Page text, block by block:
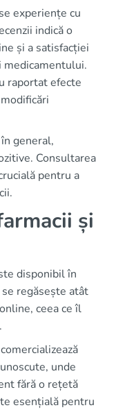
experiențe cu
indică o
și a satisfacției
raportat efecte
general,
Consultarea
pentru a
și
disponibil în
regăsește atât
ceea ce îl
unde
fără o rețetă
esențială pentru